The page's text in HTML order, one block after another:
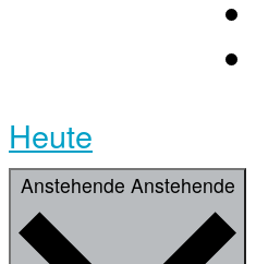
Heute
Anstehende Anstehende